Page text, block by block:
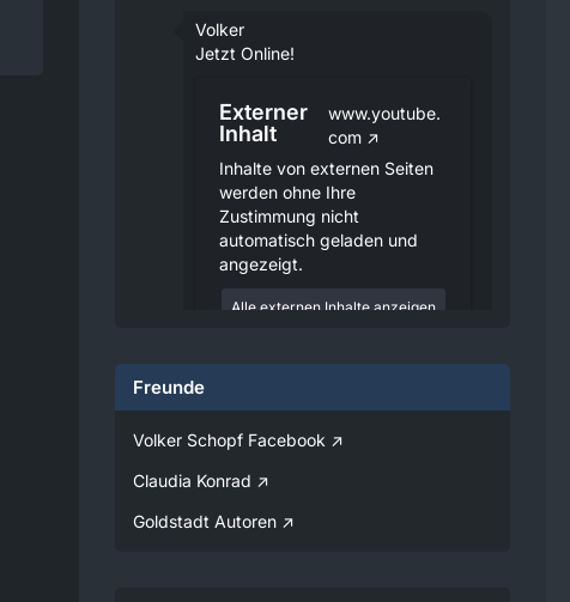
Volker
Jetzt Online!
Externer
Inhalt
www.youtube.
com
Inhalte von externen Seiten
werden ohne Ihre
Zustimmung nicht
automatisch geladen und
angezeigt.
Alle externen Inhalte anzeigen
externen Inhalte erklären Sie sich
personenbezogene Daten an
Drittplattformen übermittelt
werden. Mehr Informationen
dazu haben wir in unserer
Datenschutzerklärung zur
Verfügung gestellt.
Freunde
Volker Schopf Facebook
Claudia Konrad
Goldstadt Autoren